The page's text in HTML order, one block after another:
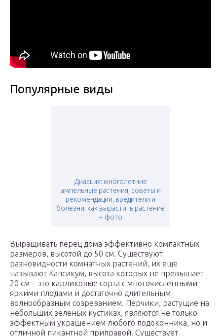
Популярные виды
Диасция: многолетние
ампельные растения, советы и
рекомендации, вредители и
болезни, как вырастить растение
+ фото
Выращивать перец дома эффективно компактных
размеров, высотой до 50 см. Существуют
разновидности комнатных растений, их еще
называют Капсикум, высота которых не превышает
20 см – это карликовые сорта с многочисленными
яркими плодами и достаточно длительным
волнообразным созреванием. Перчики, растущие на
небольших зеленых кустиках, являются не только
эффектным украшением любого подоконника, но и
отличной пикантной приправой. Существует